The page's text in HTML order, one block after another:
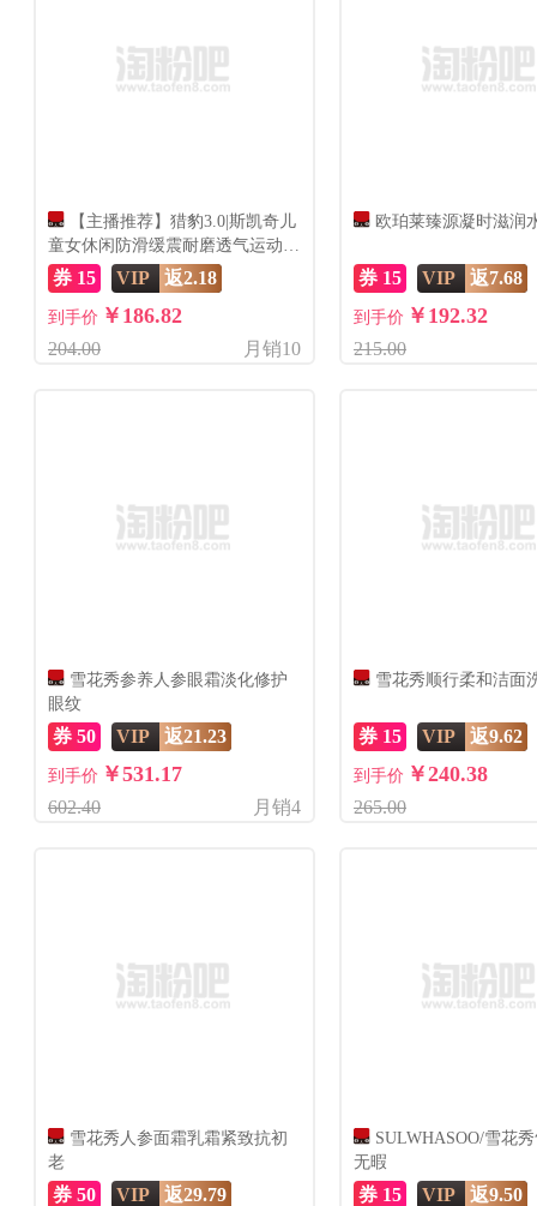
【主播推荐】猎豹3.0|斯凯奇儿
童女休闲防滑缓震耐磨透气运动跑
鞋
券 15 VIP 返2.18
到手价 ￥186.82
204.00 月销10
欧珀莱臻源凝时滋润
券 15 VIP 返7.68
到手价 ￥192.32
215.00
雪花秀参养人参眼霜淡化修护
眼纹
券 50 VIP 返21.23
到手价 ￥531.17
602.40 月销4
雪花秀顺行柔和洁面
券 15 VIP 返9.62
到手价 ￥240.38
265.00
雪花秀人参面霜乳霜紧致抗初
老
券 50 VIP 返29.79
SULWHASOO/雪花
无暇
券 15 VIP 返9.50